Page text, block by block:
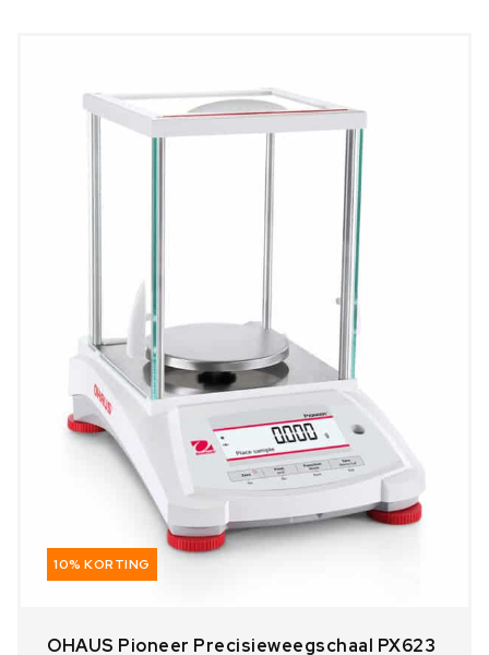
10% KORTING
OHAUS Pioneer Precisieweegschaal PX623